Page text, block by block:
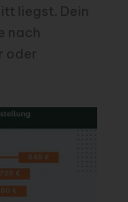
liegst. Dein
nach
oder